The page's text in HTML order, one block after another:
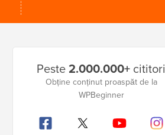
laterală
Peste2.000.000+ cititori
Obține conținut proaspăt de la
WPBeginner